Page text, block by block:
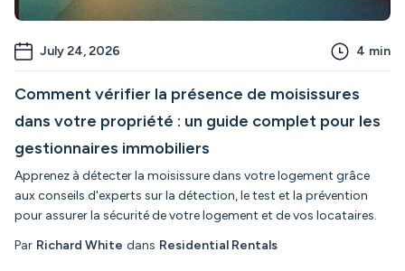
July 24, 2026 4 min
Comment vérifier la présence de moisissures
dans votre propriété : un guide complet pour les
gestionnaires immobiliers
Apprenez à détecter la moisissure dans votre logement grâce
aux conseils d'experts sur la détection, le test et la prévention
pour assurer la sécurité de votre logement et de vos locataires.
Par Richard White dans Residential Rentals